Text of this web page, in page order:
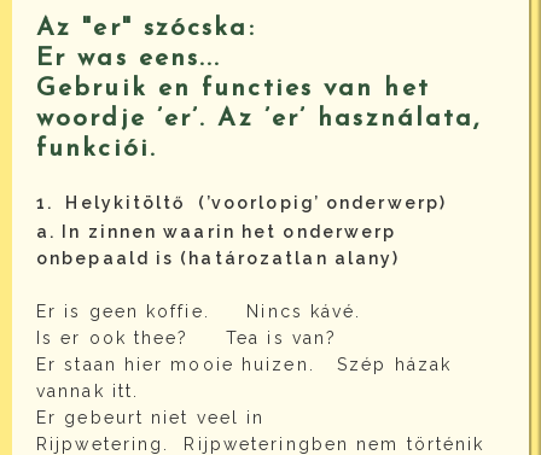
Az "er" szócska:
Er was eens...
Gebruik en functies van het
woordje ’er’. Az ’er’ használata,
funkciói.
1. Helykitöltő (’voorlopig’ onderwerp)
a. In zinnen waarin het onderwerp
onbepaald is (határozatlan alany)
Er is geen koffie. Nincs kávé.
Is er ook thee? Tea is van?
Er staan hier mooie huizen. Szép házak
vannak itt.
Er gebeurt niet veel in
Rijpwetering. Rijpweteringben nem történik